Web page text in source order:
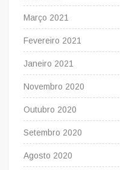
Março 2021
Fevereiro 2021
Janeiro 2021
Novembro 2020
Outubro 2020
Setembro 2020
Agosto 2020